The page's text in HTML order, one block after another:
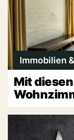
Immobilien
Mit